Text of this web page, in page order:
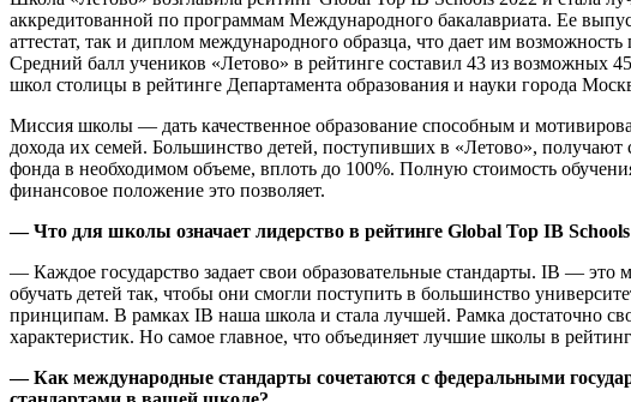
аккредитованной по программам Международного бакалавриата. Ее
аттестат, так и диплом международного образца, что дает им
Средний балл учеников «Летово» в рейтинге составил 43 из возможных
школ столицы в рейтинге Департамента образования и науки города
Миссия школы — дать качественное образование способным и
дохода их семей. Большинство детей, поступивших в «Летово», получают
фонда в необходимом объеме, вплоть до 100%. Полную стоимость
финансовое положение это позволяет.
— Что для школы означает лидерство в рейтинге Global Top IB Schools
— Каждое государство задает свои образовательные стандарты. IB — это
обучать детей так, чтобы они смогли поступить в большинство
принципам. В рамках IB наша школа и стала лучшей. Рамка достаточно
характеристик. Но самое главное, что объединяет лучшие школы в
— Как международные стандарты сочетаются с федеральными